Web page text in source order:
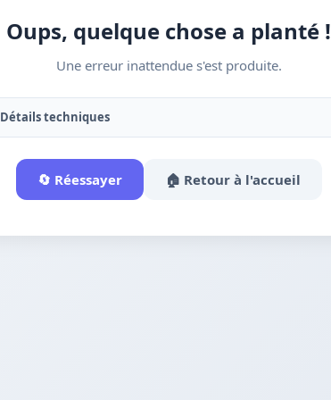
Oups, quelque chose a planté !
Une erreur inattendue s'est produite.
Détails techniques
🔄 Réessayer 🏠 Retour à l'accueil